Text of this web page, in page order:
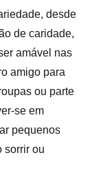
desde
de caridade,
amável nas
amigo para
ou parte
se em
pequenos
sorrir ou